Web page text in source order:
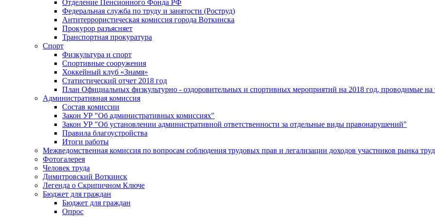
Отделение Пенсионного Фонда РФ
Федеральная служба по труду и занятости (Роструд)
Антитеррористическая комиссия города Воткинска
Прокурор разъясняет
Транспортная прокуратура
Спорт
Физкультура и спорт
Спортивные сооружения
Хоккейный клуб «Знамя»
Статистический отчет 2018 год
План Официальных физкультурно - оздоровительных и спортивных мероприятий на 2018 год, проводимые
Административная комиссия
Состав комиссии
Закон УР "Об административных комиссиях"
Закон УР "Об установлении административной ответственности за отдельные виды правонарушений"
Правила благоустройства
Итоги работы
Межведомственная комиссия по вопросам соблюдения трудовых прав и легализации доходов участников рынка
Фотогалерея
Человек труда
Димитровский Воткинск
Легенда о Скрипичном Ключе
Бюджет для граждан
Бюджет для граждан
Опрос